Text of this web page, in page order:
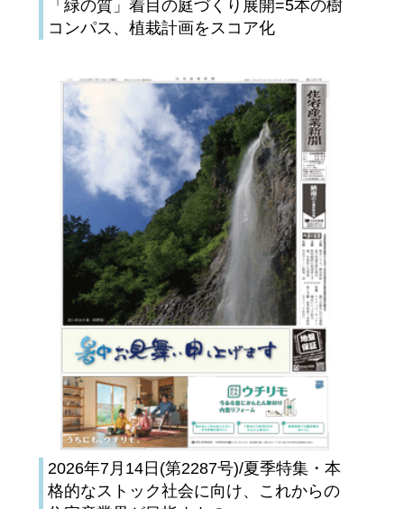
「緑の質」着目の庭づくり展開=5本の樹
コンパス、植栽計画をスコア化
2026年7月14日(第2287号)/夏季特集・本
格的なストック社会に向け、これからの